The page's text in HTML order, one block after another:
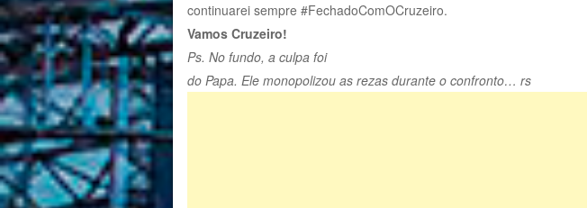
continuarei sempre #FechadoComOCruzeiro.
Vamos Cruzeiro!
Ps. No fundo, a culpa foi
do Papa. Ele monopolizou as rezas durante o confronto… rs